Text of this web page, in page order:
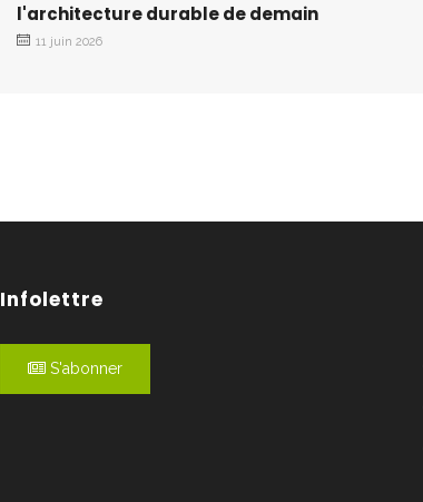
l'architecture durable de demain
11 juin 2026
Infolettre
S'abonner